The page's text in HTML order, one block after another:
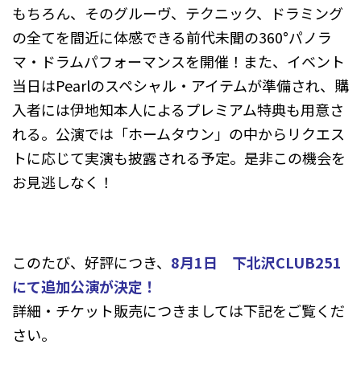
もちろん、そのグルーヴ、テクニック、ドラミング
の全てを間近に体感できる前代未聞の360°パノラ
マ・ドラムパフォーマンスを開催！また、イベント
当日はPearlのスペシャル・アイテムが準備され、購
入者には伊地知本人によるプレミアム特典も用意さ
れる。公演では「ホームタウン」の中からリクエス
トに応じて実演も披露される予定。是非この機会を
お見逃しなく！
このたび、好評につき、 8月1日 下北沢CLUB251
にて追加公演が決定！
詳細・チケット販売につきましては下記をご覧くだ
さい。